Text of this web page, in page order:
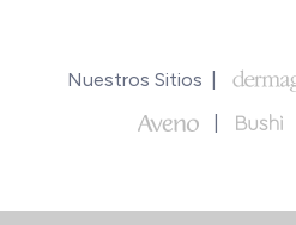
Nuestros Sitios